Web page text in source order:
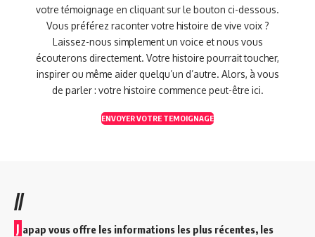
votre témoignage en cliquant sur le bouton ci-dessous.
Vous préférez raconter votre histoire de vive voix ?
Laissez-nous simplement un voice et nous vous
écouterons directement. Votre histoire pourrait toucher,
inspirer ou même aider quelqu’un d’autre. Alors, à vous
de parler : votre histoire commence peut-être ici.
ENVOYER VOTRE TEMOIGNAGE
//
J apap vous offre les informations les plus récentes, les